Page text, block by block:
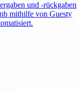
und -rückgaben
mithilfe von Guesty